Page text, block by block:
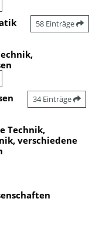
58 Einträge
34 Einträge
Technik,
verschiedene